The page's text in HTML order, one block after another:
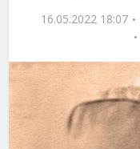
16.05.2022 18:07